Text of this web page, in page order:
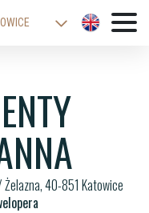
BIAŁA
40-851 Katowice